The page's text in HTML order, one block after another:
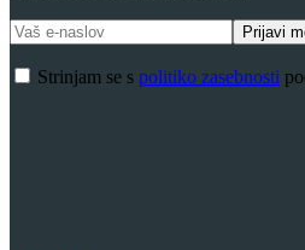
Strinjam se s politiko zasebnosti